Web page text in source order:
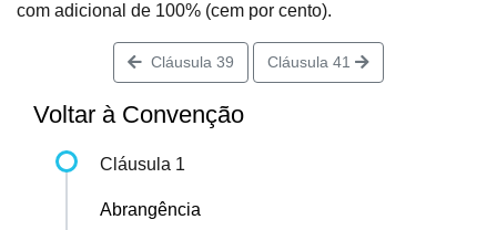
com adicional de 100% (cem por cento).
Cláusula 39 Cláusula 41
Voltar à Convenção
Cláusula 1
Abrangência